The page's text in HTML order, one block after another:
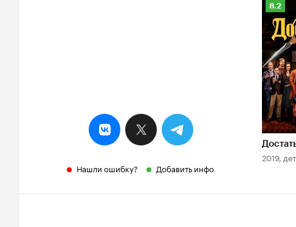
Нашли ошибку? Добавить инфо
Рейтинг
8.2
8.2
2019,